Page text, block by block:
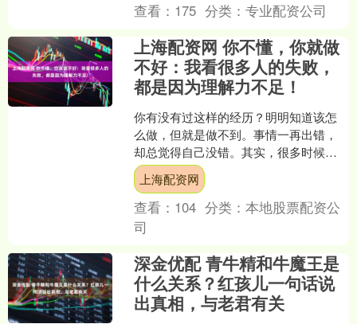
查看： 175 分类：专业配资公司
上海配资网 你不懂，你就做
不好：我看很多人的失败，
都是因为理解力不足！
你有没有过这样的经历？明明知道该怎
么做，但就是做不到。事情一再出错，
却总觉得自己没错。其实，很多时候不
是你不够努力，而是你没看懂问题的本
质。 ⚠ 理解力是行动的....
上海配资网
查看： 104 分类：本地股票配资公
司
深金优配 青牛精和牛魔王是
什么关系？红孩儿一句话说
出真相，与老君有关